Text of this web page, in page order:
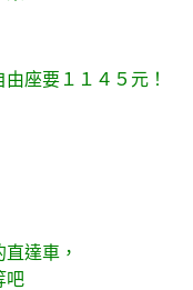
座要１１４５元！
達車，
吧